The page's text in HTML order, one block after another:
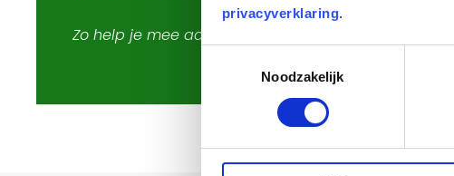
privacyverklaring.
Noodzakelijk
Zo help je mee aan een schonere omgeving en een